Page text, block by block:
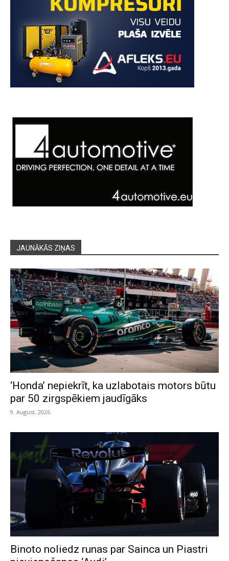
JAUNĀKĀS ZIŅAS
‘Honda’ nepiekrīt, ka uzlabotais motors būtu
par 50 zirgspēkiem jaudīgāks
9. August, 2026
Binoto noliedz runas par Sainca un Piastri